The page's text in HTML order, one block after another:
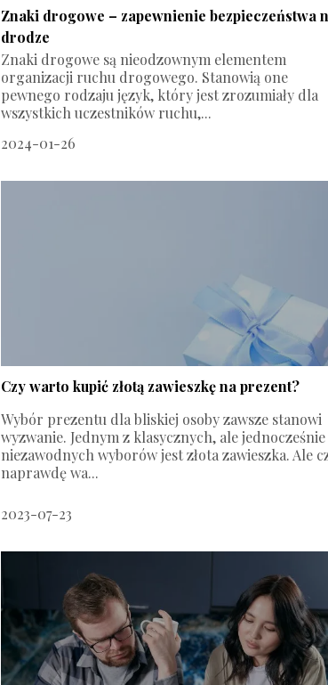
Znaki drogowe – zapewnienie bezpieczeństwa
drodze
Znaki drogowe są nieodzownym elementem
organizacji ruchu drogowego. Stanowią one
pewnego rodzaju język, który jest zrozumiały dla
wszystkich uczestników ruchu,...
2024-01-26
Czy warto kupić złotą zawieszkę na prezent?
Wybór prezentu dla bliskiej osoby zawsze stanowi
wyzwanie. Jednym z klasycznych, ale jednocześnie
niezawodnych wyborów jest złota zawieszka. Ale
naprawdę wa...
2023-07-23